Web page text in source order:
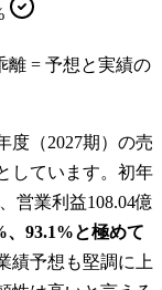
離 = 予想と実績の
度（2027期）の売
しています。初年
営業利益108.04億
、93.1%と極めて
績予想も堅調に上